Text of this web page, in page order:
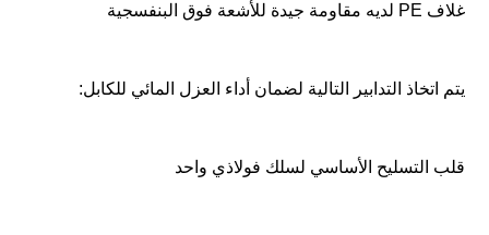
غلاف PE لديه مقاومة جيدة للأشعة فوق البنفسجية
يتم اتخاذ التدابير التالية لضمان أداء العزل المائي للكابل:
قلب التسليح الأساسي لسلك فولاذي واحد